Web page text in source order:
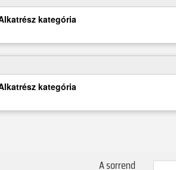
kategória
kategória
A sorrend